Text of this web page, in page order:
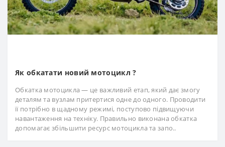
Як обкатати новий мотоцикл ?
Обкатка мотоцикла — це важливий етап, який дає змогу
деталям та вузлам притертися одне до одного. Проводити
її потрібно в щадному режимі, поступово підвищуючи
навантаження на техніку. Правильно виконана обкатка
допомагає збільшити ресурс мотоцикла та запо..